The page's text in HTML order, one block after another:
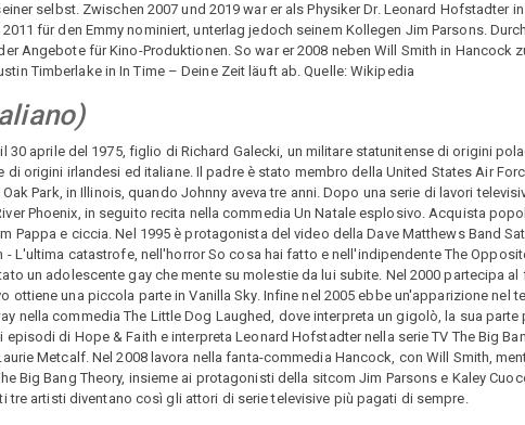
selbst. Zwischen 2007 und 2019 war er als Physiker Dr. Leonard Hofstadter
für den Emmy nominiert, unterlag jedoch seinem Kollegen Jim Parsons.
Angebote für Kino-Produktionen. So war er 2008 neben Will Smith in Hancock
Timberlake in In Time – Deine Zeit läuft ab. Quelle: Wikipedia
)
30 aprile del 1975, figlio di Richard Galecki, un militare statunitense di origini
di origini irlandesi ed italiane. Il padre è stato membro della United States Air
Park, in Illinois, quando Johnny aveva tre anni. Dopo una serie di lavori
Phoenix, in seguito recita nella commedia Un Natale esplosivo. Acquista
Pappa e ciccia. Nel 1995 è protagonista del video della Dave Matthews Band
- L'ultima catastrofe, nell'horror So cosa hai fatto e nell'indipendente The
un adolescente gay che mente su molestie da lui subite. Nel 2000 partecipa
ottiene una piccola parte in Vanilla Sky. Infine nel 2005 ebbe un'apparizione nel
nella commedia The Little Dog Laughed, dove interpreta un gigolò, la sua
di Hope & Faith e interpreta Leonard Hofstadter nella serie TV The Big
Metcalf. Nel 2008 lavora nella fanta-commedia Hancock, con Will Smith,
Big Bang Theory, insieme ai protagonisti della sitcom Jim Parsons e Kaley
tre artisti diventano così gli attori di serie televisive più pagati di sempre.